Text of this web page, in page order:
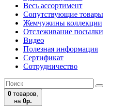
Весь ассортимент
Сопутствующие товары
Жемчужины коллекции
Отслеживание посылки
Видео
Полезная информация
Сертификат
Сотрудничество
0 товаров,
на 0р.